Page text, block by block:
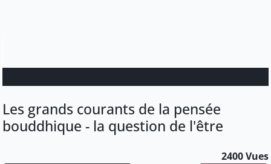
Les grands courants de la pensée
bouddhique - la question de l'être
2400 Vues